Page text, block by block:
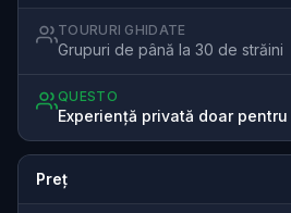
TOURURI GHIDATE
Grupuri de până la 30 de străini
QUESTO
Experiență privată doar
Preț